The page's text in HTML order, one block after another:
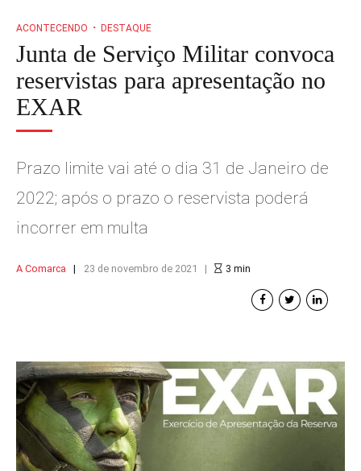
ACONTECENDO DESTAQUE
Junta de Serviço Militar convoca
reservistas para apresentação no
EXAR
Prazo limite vai até o dia 31 de Janeiro de
2022; após o prazo o reservista poderá
incorrer em multa
A Comarca 23 de novembro de 2021 3 min